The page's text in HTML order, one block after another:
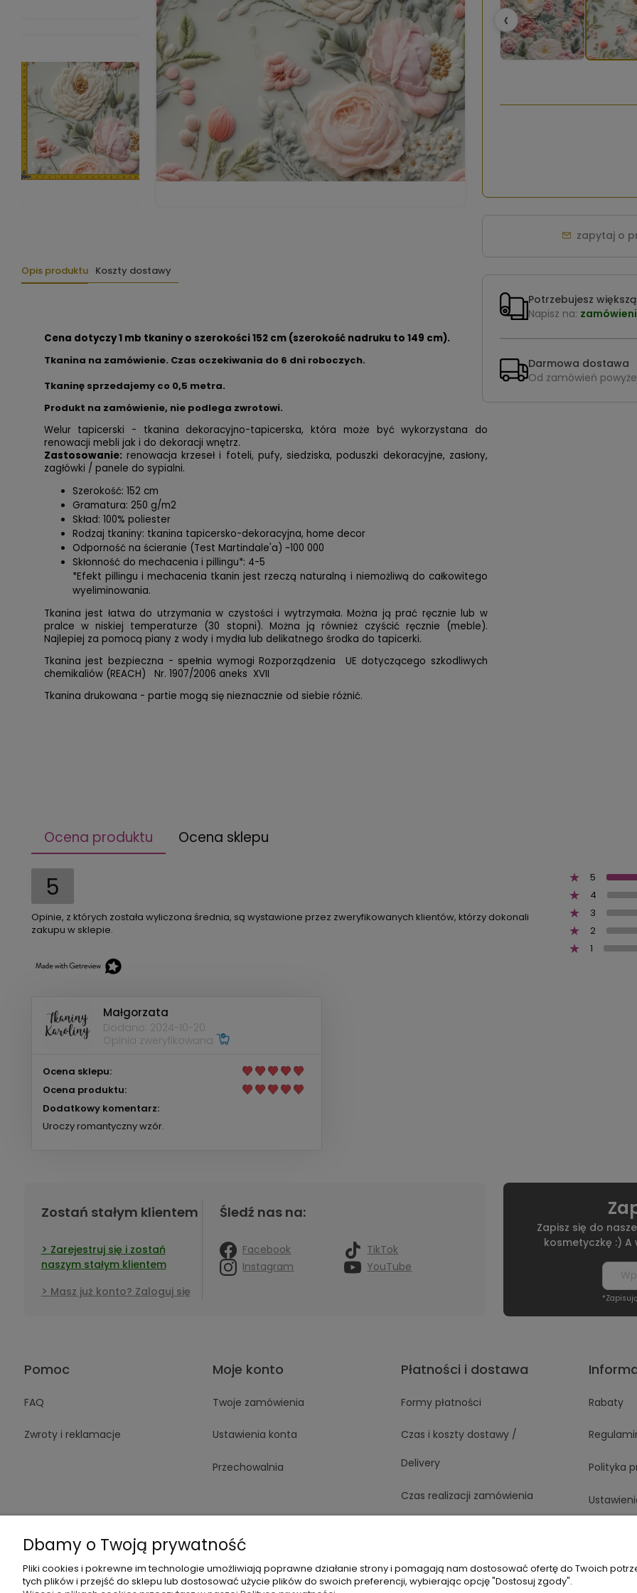
Opis produktu Koszty dostawy
Cena dotyczy 1 mb tkaniny o szerokości 152 cm (szerokość nadruku to 149 cm).
Tkanina na zamówienie. Czas oczekiwania do 6 dni roboczych.
Tkaninę sprzedajemy co 0,5 metra.
Produkt na zamówienie, nie podlega zwrotowi.
Welur tapicerski - tkanina dekoracyjno-tapicerska, która może być wykorzystana do
renowacji mebli jak i do dekoracji wnętrz.
Zastosowanie: renowacja krzeseł i foteli, pufy, siedziska, poduszki dekoracyjne, zasłony,
zagłówki / panele do sypialni.
Szerokość: 152 cm
Gramatura: 250 g/m2
Skład: 100% poliester
Rodzaj tkaniny: tkanina tapicersko-dekoracyjna, home decor
Odporność na ścieranie (Test Martindale'a) ~100 000
Skłonność do mechacenia i pillingu*: 4-5
*Efekt pillingu i mechacenia tkanin jest rzeczą naturalną i niemożliwą do całkowitego
wyeliminowania.
Tkanina jest łatwa do utrzymania w czystości i wytrzymała. Można ją prać ręcznie lub w
pralce w niskiej temperaturze (30 stopni). Można ją również czyścić ręcznie (meble).
Najlepiej za pomocą piany z wody i mydła lub delikatnego środka do tapicerki.
Tkanina jest bezpieczna - spełnia wymogi Rozporządzenia UE dotyczącego szkodliwych
chemikaliów (REACH) Nr. 1907/2006 aneks XVII
Tkanina drukowana - partie mogą się nieznacznie od siebie różnić.
‹
zapytaj o
Potrzebujesz
Napisz na:
Darmowa dostawa
Od zamówień
Ocena produktu Ocena sklepu
5
Opinie, z których została wyliczona średnia, są wystawione przez zweryfikowanych klientów, którzy dokonali
zakupu w sklepie.
5
4
3
2
1
Małgorzata
Dodano: 2024-10-20
Opinia zweryfikowana
Ocena sklepu:
Ocena produktu:
Dodatkowy komentarz:
Uroczy romantyczny wzór.
Zostań stałym klientem
Zarejestruj się i zostań
naszym stałym klientem
Masz już konto? Zaloguj się
Śledź nas na:
Facebook
TikTok
Instagram
YouTube
Zapisz się do
kosmetyczkę :)
Pomoc
FAQ
Zwroty i reklamacje
Moje konto
Twoje zamówienia
Ustawienia konta
Przechowalnia
Płatności i dostawa
Formy płatności
Czas i koszty dostawy /
Delivery
Czas realizacji zamówienia
Rabaty
Polityka
+48 605 141 363 Napisz do nas
Dbamy o Twoją prywatność
Pliki cookies i pokrewne im technologie umożliwiają poprawne działanie strony i pomagają nam dostosować ofertę do Twoich
tych plików i przejść do sklepu lub dostosować użycie plików do swoich preferencji, wybierając opcję "Dostosuj zgody".